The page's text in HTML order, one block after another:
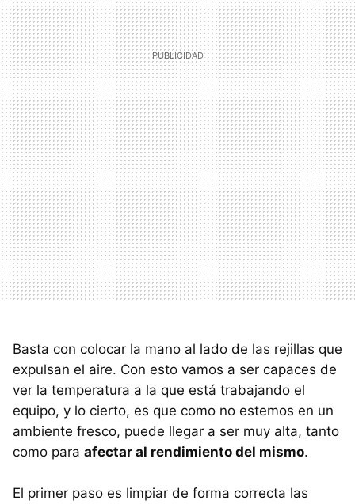
Basta con colocar la mano al lado de las rejillas que
expulsan el aire. Con esto vamos a ser capaces de
ver la temperatura a la que está trabajando el
equipo, y lo cierto, es que como no estemos en un
ambiente fresco, puede llegar a ser muy alta, tanto
como para afectar al rendimiento del mismo.
El primer paso es limpiar de forma correcta las